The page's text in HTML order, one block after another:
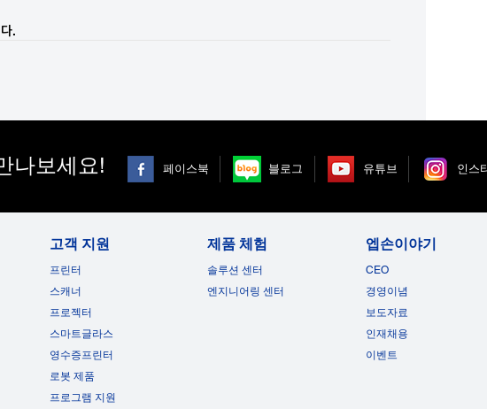
.
나보세요! 페이스북 블로그 유튜브 인스
고객 지원
프린터
스캐너
프로젝터
스마트글라스
영수증프린터
로봇 제품
프로그램 지원
제품 체험
솔루션 센터
엔지니어링 센터
엡손이야기
CEO
경영이념
보도자료
인재채용
이벤트